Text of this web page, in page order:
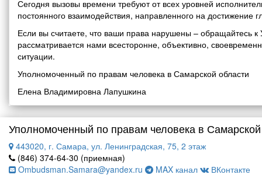
Сегодня вызовы времени требуют от всех уровней
постоянного взаимодействия, направленного на
Если вы считаете, что ваши права нарушены – обращайтесь
рассматривается нами всесторонне, объективно,
ситуации.
Уполномоченный по правам человека в Самарской области
Елена Владимировна Лапушкина
Уполномоченный по правам человека в
443020, г. Самара, ул. Ленинградская, 75, 2 этаж
(846) 374-64-30 (приемная)
Ombudsman.Samara@yandex.ru
MAX канал ВКонтакте